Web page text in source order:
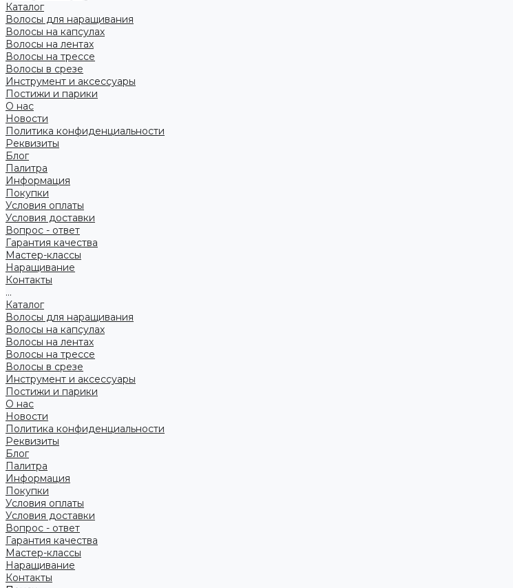
Каталог
Волосы для наращивания
Волосы на капсулах
Волосы на лентах
Волосы на трессе
Волосы в срезе
Инструмент и аксессуары
Постижи и парики
О нас
Новости
Политика конфиденциальности
Реквизиты
Блог
Палитра
Информация
Покупки
Условия оплаты
Условия доставки
Вопрос - ответ
Гарантия качества
Мастер-классы
Наращивание
Контакты
...
Каталог
Волосы для наращивания
Волосы на капсулах
Волосы на лентах
Волосы на трессе
Волосы в срезе
Инструмент и аксессуары
Постижи и парики
О нас
Новости
Политика конфиденциальности
Реквизиты
Блог
Палитра
Информация
Покупки
Условия оплаты
Условия доставки
Вопрос - ответ
Гарантия качества
Мастер-классы
Наращивание
Контакты